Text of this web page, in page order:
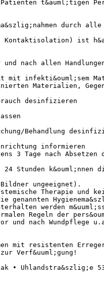
t&auml;tigen
durch alle
ist
nach allen
mit infekti&ouml;sem
Materialien,
desinfizieren
Behandlung
informieren
3 Tage nach
Stunden
ungeeignet).
Therapie und
werden
Regeln der
und nach
mit resistenten
Verf&uuml;gung!
• Uhlandstra&szlig;e